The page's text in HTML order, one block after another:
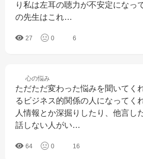
り私は左耳の聴力が不安定になっ
の先生はこれ…
27 0 6
心の悩み
ただただ変わった悩みを聞いてく
るビジネス的関係の人になってく
人情報とか深掘りしたり、他言し
話しない人がい…
64 0 16